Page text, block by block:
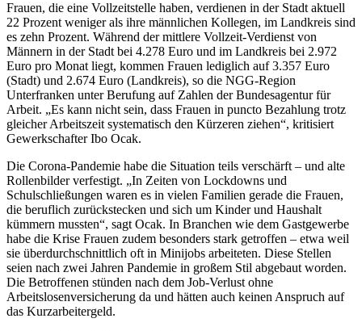
Frauen, die eine Vollzeitstelle haben, verdienen in der Stadt aktuell
22 Prozent weniger als ihre männlichen Kollegen, im Landkreis sind
es zehn Prozent. Während der mittlere Vollzeit-Verdienst von
Männern in der Stadt bei 4.278 Euro und im Landkreis bei 2.972
Euro pro Monat liegt, kommen Frauen lediglich auf 3.357 Euro
(Stadt) und 2.674 Euro (Landkreis), so die NGG-Region
Unterfranken unter Berufung auf Zahlen der Bundesagentur für
Arbeit. „Es kann nicht sein, dass Frauen in puncto Bezahlung trotz
gleicher Arbeitszeit systematisch den Kürzeren ziehen“, kritisiert
Gewerkschafter Ibo Ocak.
Die Corona-Pandemie habe die Situation teils verschärft – und alte
Rollenbilder verfestigt. „In Zeiten von Lockdowns und
Schulschließungen waren es in vielen Familien gerade die Frauen,
die beruflich zurückstecken und sich um Kinder und Haushalt
kümmern mussten“, sagt Ocak. In Branchen wie dem Gastgewerbe
habe die Krise Frauen zudem besonders stark getroffen – etwa weil
sie überdurchschnittlich oft in Minijobs arbeiteten. Diese Stellen
seien nach zwei Jahren Pandemie in großem Stil abgebaut worden.
Die Betroffenen stünden nach dem Job-Verlust ohne
Arbeitslosenversicherung da und hätten auch keinen Anspruch auf
das Kurzarbeitergeld.